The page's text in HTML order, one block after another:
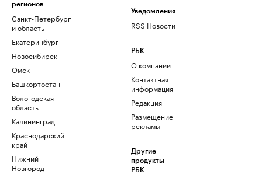
регионов
Санкт-Петербург
и область
Екатеринбург
Новосибирск
Омск
Башкортостан
Вологодская
область
Калининград
Краснодарский
край
Нижний
Новгород
Уведомления
RSS Новости
РБК
О компании
Контактная
информация
Редакция
Размещение
рекламы
Другие
продукты
РБК